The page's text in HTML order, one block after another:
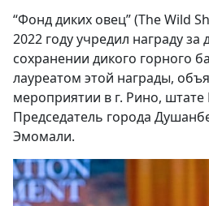
“Фонд диких овец” (The Wild
2022 году учредил награду за
сохранении дикого горного
лауреатом этой награды,
мероприятии в г. Рино,
Председатель города
Эмомали.